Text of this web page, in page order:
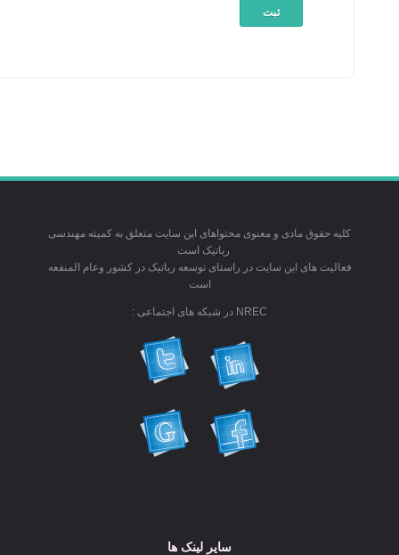
کلیه حقوق مادی و معنوی محتواهای این سایت متعلق به کمیته مهندسی
رباتیک است
فعالیت های این سایت در راستای توسعه رباتیک در کشور وعام المنفعه
است
NREC در شبکه های اجتماعی :
سایر لینک ها